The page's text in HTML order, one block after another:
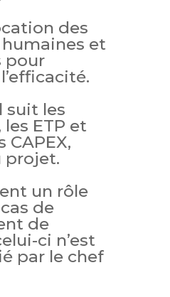
des
et
pour
suit les
les ETP et
CAPEX,
projet.
un rôle
de
de
ci n’est
par le chef